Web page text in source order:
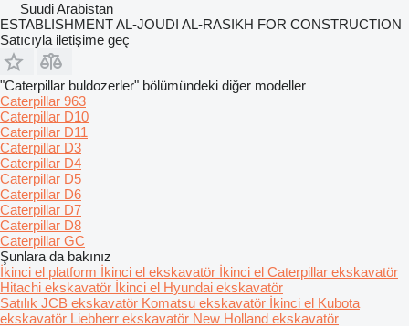
Suudi Arabistan
ESTABLISHMENT AL-JOUDI AL-RASIKH FOR CONSTRUCTION
Satıcıyla iletişime geç
"Caterpillar buldozerler" bölümündeki diğer modeller
Caterpillar 963
Caterpillar D10
Caterpillar D11
Caterpillar D3
Caterpillar D4
Caterpillar D5
Caterpillar D6
Caterpillar D7
Caterpillar D8
Caterpillar GC
Şunlara da bakınız
İkinci el platform İkinci el ekskavatör İkinci el Caterpillar ekskavatör
Hitachi ekskavatör İkinci el Hyundai ekskavatör
Satılık JCB ekskavatör Komatsu ekskavatör İkinci el Kubota
ekskavatör Liebherr ekskavatör New Holland ekskavatör